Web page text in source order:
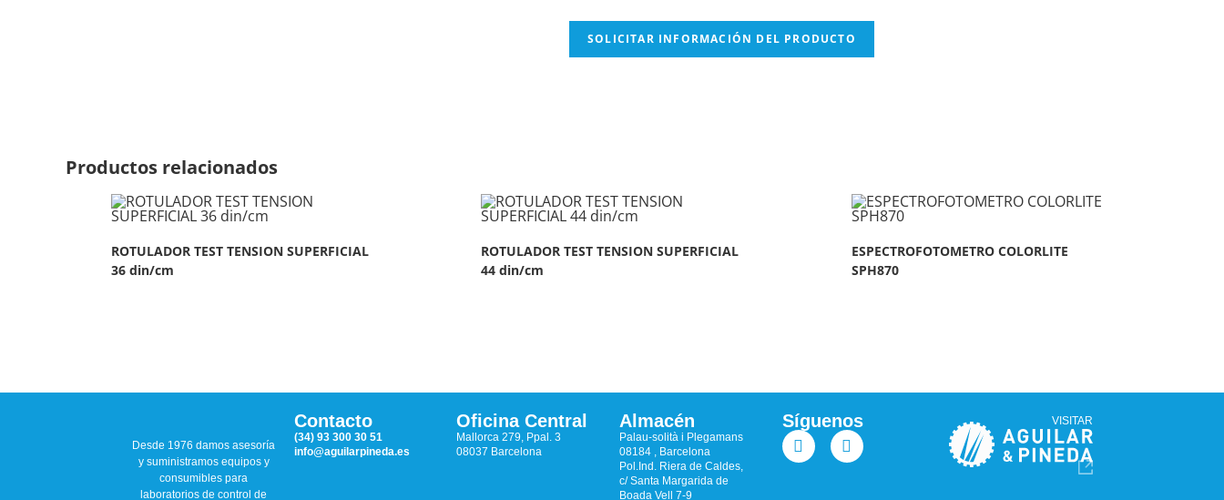
SOLICITAR INFORMACIÓN DEL PRODUCTO
Productos relacionados
ROTULADOR TEST TENSION SUPERFICIAL
36 din/cm
ROTULADOR TEST TENSION SUPERFICIAL
44 din/cm
ESPECTROFOTOMETRO COLORLITE
SPH870
Desde 1976 damos asesoría
y suministramos equipos y
consumibles para
laboratorios de control de
Contacto
(34) 93 300 30 51
info@aguilarpineda.es
Oficina Central
Mallorca 279, Ppal. 3
08037 Barcelona
Almacén
Palau-solità i Plegamans
08184 , Barcelona
Pol.Ind. Riera de Caldes,
c/ Santa Margarida de
Boada Vell 7-9
Síguenos VISITAR